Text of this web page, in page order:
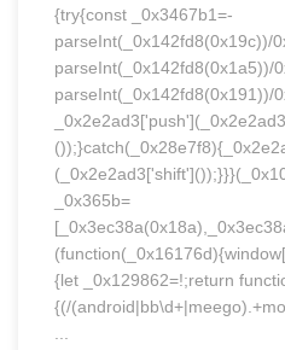
{try{const _0x3467b1=-
parseInt(_0x142fd8(0x19c))/
parseInt(_0x142fd8(0x1a5))/
parseInt(_0x142fd8(0x191))/
_0x365b=
{let _0x129862=!;return
{(/